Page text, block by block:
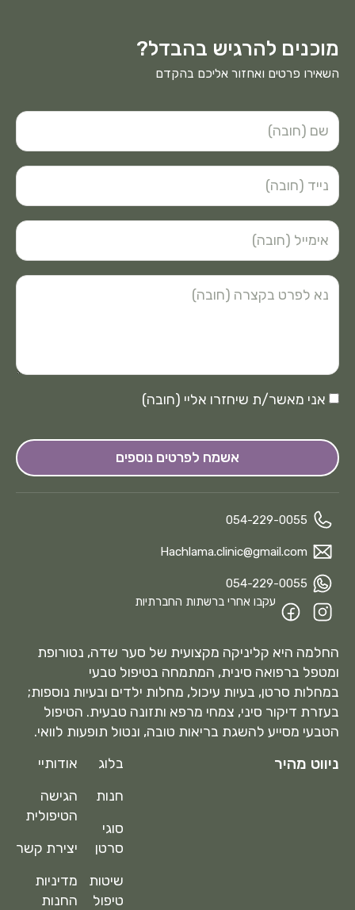
החלמה היא קליניקה מקצועית של סער שדה, נטורופת
ומטפל ברפואה סינית, המתמחה בטיפול טבעי
במחלות סרטן, בעיות עיכול, מחלות ילדים ובעיות נוספות;
בעזרת דיקור סיני, צמחי מרפא ותזונה טבעית. הטיפול
הטבעי מסייע להשגת בריאות טובה, ונטול תופעות לוואי.
ניווט מהיר
בלוג
חנות
סוגי
סרטן
שיטות
טיפול
אודותיי
הגישה
הטיפולית
יצירת קשר
מדיניות
החנות
מוכנים להרגיש בהבדל?
השאירו פרטים ואחזור אליכם בהקדם
אני מאשר/ת שיחזרו אליי (חובה)
אשמח לפרטים נוספים
054-229-0055
Hachlama.clinic@gmail.com
054-229-0055
עקבו אחרי ברשתות החברתיות